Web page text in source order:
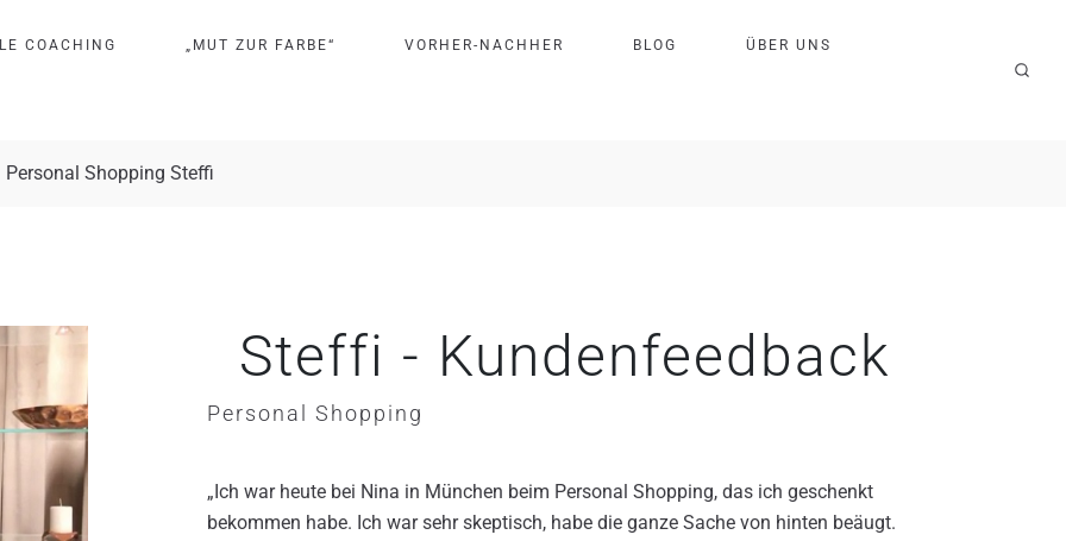
L E COAC H N G „ M U T ZU R FA R B E“ VO R H E R- N AC H H E R B LOG Ü B E R U N S
Personal Shopping Steffi
Steffi - Kundenfeedback
Personal Shopping
„Ich war heute bei Nina in München beim Personal Shopping, das ich geschenkt
bekommen habe. Ich war sehr skeptisch, habe die ganze Sache von hinten beäugt.